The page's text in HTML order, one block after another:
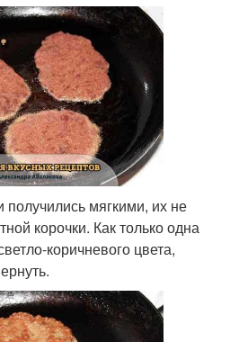
получились мягкими, их не
корочки. Как только одна
коричневого цвета,